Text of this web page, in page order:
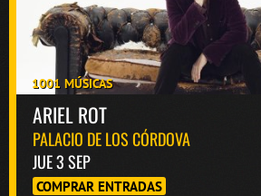
1001 MÚSICAS
ARIEL ROT
PALACIO DE LOS CÓRDOVA
JUE 3 SEP
COMPRAR ENTRADAS